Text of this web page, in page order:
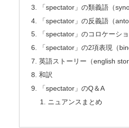
「spectator」の類義語（
「spectator」の反義語（
「spectator」のコロケーシ
「spectator」の2項表現（
英語ストーリー（english
和訳
「spectator」のQ＆A
ニュアンスまとめ